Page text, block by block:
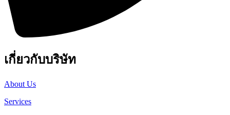
เกี่ยวกับบริษัท
About Us
Services